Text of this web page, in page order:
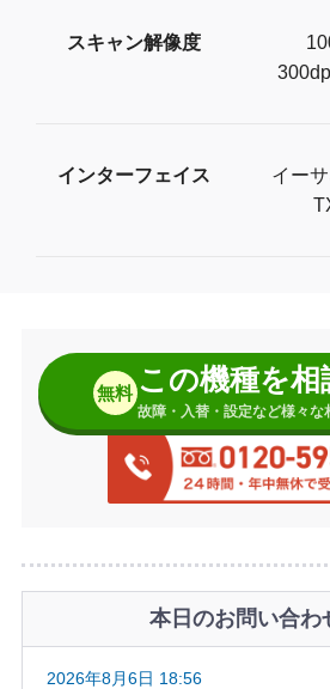
スキャン解像度
インターフェイス
イー
無料 この機種を相
故障・入替・設定など様々な
本日のお問い合わ
2026年8月6日 18:56